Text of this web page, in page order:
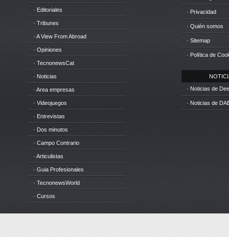
· Editoriales
· Tribunes
· A View From Abroad
· Opiniones
· TecnonewsCat
· Noticias
· Area empresas
· Videojuegos
· Entrevistas
· Dos minutos
· Campo Contrario
· Articulistas
· Guia Profesionales
· TecnonewsWorld
· Cursos
· Privacidad
· Quién somos
· Sitemap
· Política de
· Noticias de
· Noticias de